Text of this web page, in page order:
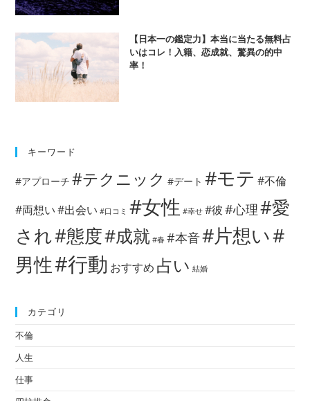
【日本一の鑑定力】本当に当たる無料占
いはコレ！入籍、恋成就、驚異の的中
率！
キーワード
#アプローチ #テクニック #デート #モテ #不倫
#両想い#出会い #口コミ #女性 #幸せ #彼#心理#愛
され#態度#成就 #春 #本音#片想い#
男性#行動 おすすめ 占い 結婚
カテゴリ
不倫
人生
仕事